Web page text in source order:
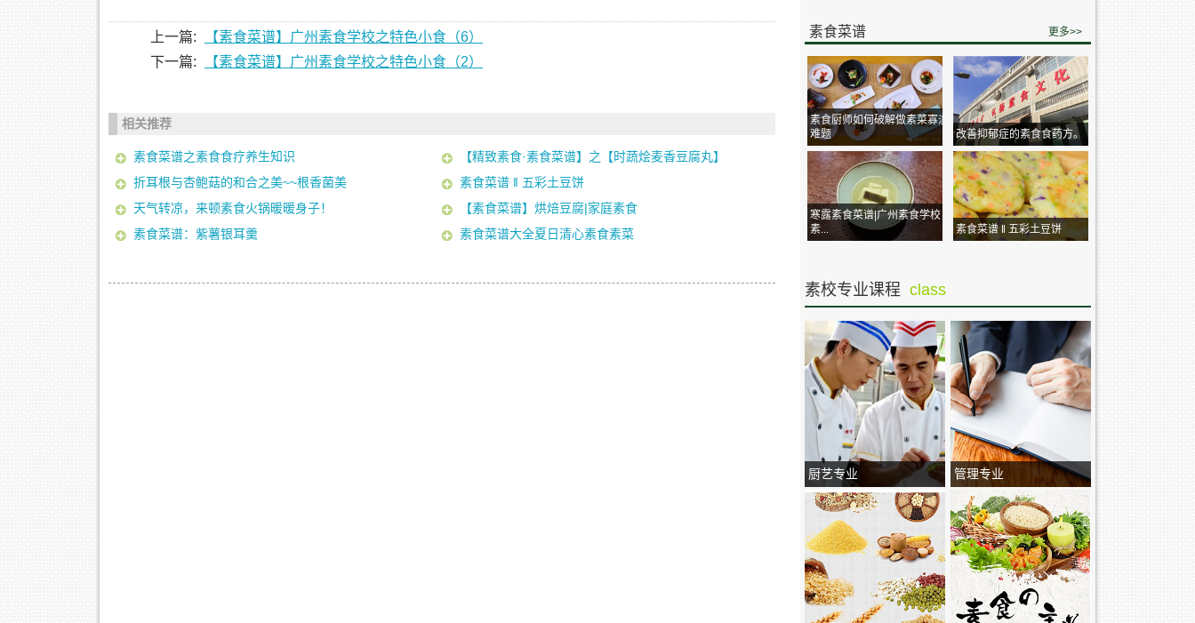
素食菜谱 更多>>
素食厨师如何破解做素菜寡淡
难题
改善抑郁症的素食食药方。
寒露素食菜谱|广州素食学校
素...
素食菜谱 ‖ 五彩土豆饼
素校专业课程 class
厨艺专业 管理专业
上一篇:
【素食菜谱】广州素食学校之特色小食（6）
下一篇:
【素食菜谱】广州素食学校之特色小食（2）
相关推荐
素食菜谱之素食食疗养生知识
【精致素食·素食菜谱】之【时蔬烩麦香豆腐丸】
折耳根与杏鲍菇的和合之美~~根香菌美
素食菜谱 ‖ 五彩土豆饼
天气转凉，来顿素食火锅暖暖身子！
【素食菜谱】烘焙豆腐|家庭素食
素食菜谱：紫薯银耳羹
素食菜谱大全夏日清心素食素菜